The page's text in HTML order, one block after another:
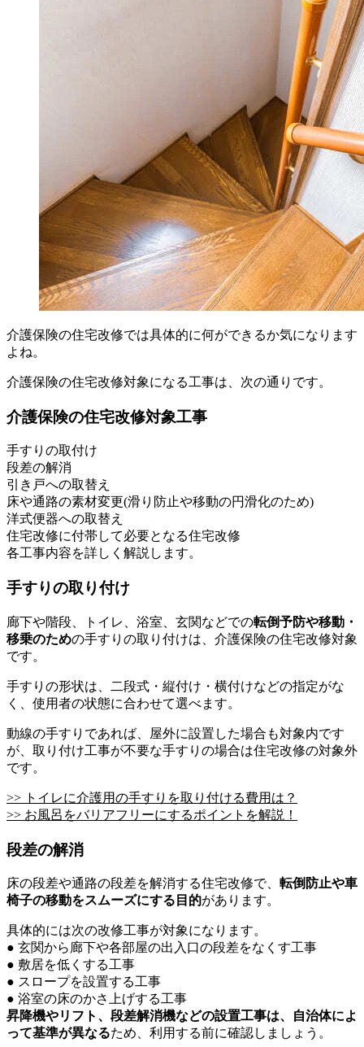
介護保険の住宅改修では具体的に何ができるか気になります
よね。
介護保険の住宅改修対象になる工事は、次の通りです。
介護保険の住宅改修対象工事
手すりの取付け
段差の解消
引き戸への取替え
床や通路の素材変更(滑り防止や移動の円滑化のため)
洋式便器への取替え
住宅改修に付帯して必要となる住宅改修
各工事内容を詳しく解説します。
手すりの取り付け
廊下や階段、トイレ、浴室、玄関などでの転倒予防や移動・
移乗のための手すりの取り付けは、介護保険の住宅改修対象
です。
手すりの形状は、二段式・縦付け・横付けなどの指定がな
く、使用者の状態に合わせて選べます。
動線の手すりであれば、屋外に設置した場合も対象内です
が、取り付け工事が不要な手すりの場合は住宅改修の対象外
です。
>> トイレに介護用の手すりを取り付ける費用は？
>> お風呂をバリアフリーにするポイントを解説！
段差の解消
床の段差や通路の段差を解消する住宅改修で、 転倒防止や車
椅子の移動をスムーズにする目的があります。
具体的には次の改修工事が対象になります。
● 玄関から廊下や各部屋の出入口の段差をなくす工事
● 敷居を低くする工事
● スロープを設置する工事
● 浴室の床のかさ上げする工事
昇降機やリフト、段差解消機などの設置工事は、自治体によ
って基準が異なるため、利用する前に確認しましょう。